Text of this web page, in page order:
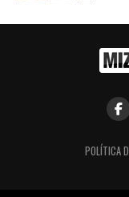
POLÍTICA